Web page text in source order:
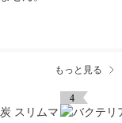
もっと見る
4